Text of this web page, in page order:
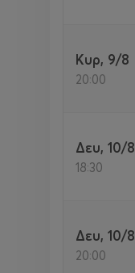
Κυρ, 9/8
20:00
Δευ, 10/8
18:30
Δευ, 10/8
20:00